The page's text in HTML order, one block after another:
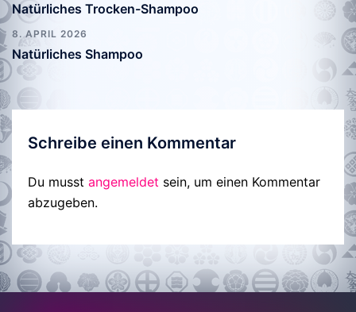
Natürliches Trocken-Shampoo
8. APRIL 2026
Natürliches Shampoo
Schreibe einen Kommentar
Du musst angemeldet sein, um einen Kommentar
abzugeben.